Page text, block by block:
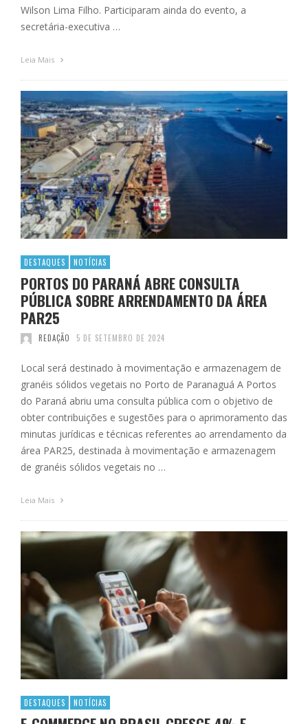
Wilson Lima Filho. Participaram ainda do evento, a
secretária-executiva …
Leia Mais
DESTAQUES NOTÍCIAS
PORTOS DO PARANÁ ABRE CONSULTA
PÚBLICA SOBRE ARRENDAMENTO DA ÁREA
PAR25
REDAÇÃO 5 DE SETEMBRO DE 2024
Local será destinado à movimentação e armazenagem de
granéis sólidos vegetais no Porto de Paranaguá A Portos
do Paraná abriu uma consulta pública com o objetivo de
obter contribuições e sugestões para o aprimoramento das
minutas jurídicas e técnicas referentes ao arrendamento da
área PAR25, destinada à movimentação e armazenagem
de granéis sólidos vegetais no …
Leia Mais
DESTAQUES NOTÍCIAS